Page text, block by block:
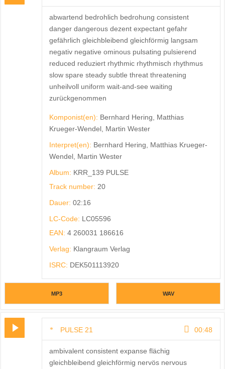
abwartend bedrohlich bedrohung consistent
danger dangerous dezent expectant gefahr
gefährlich gleichbleibend gleichförmig langsam
negativ negative ominous pulsating pulsierend
reduced reduziert rhythmic rhythmisch rhythmus
slow spare steady subtle threat threatening
unheilvoll uniform wait-and-see waiting
zurückgenommen
Komponist(en): Bernhard Hering, Matthias
Krueger-Wendel, Martin Wester
Interpret(en): Bernhard Hering, Matthias Krueger-
Wendel, Martin Wester
Album: KRR_139 PULSE
Track number: 20
Dauer: 02:16
LC-Code: LC05596
EAN: 4 260031 186616
Verlag: Klangraum Verlag
ISRC: DEK501113920
MP3 WAV
PULSE 21 00:48
ambivalent consistent expanse flächig
gleichbleibend gleichförmig nervös nervous